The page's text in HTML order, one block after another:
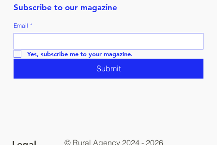
Subscribe to our magazine
Email *
Yes, subscribe me to your magazine.
Submit
© Rural Agency 2024 - 2026